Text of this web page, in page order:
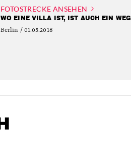
FOTOSTRECKE ANSEHEN
WO EINE VILLA IST, IST AUCH EIN WEG
Berlin / 01.05.2018